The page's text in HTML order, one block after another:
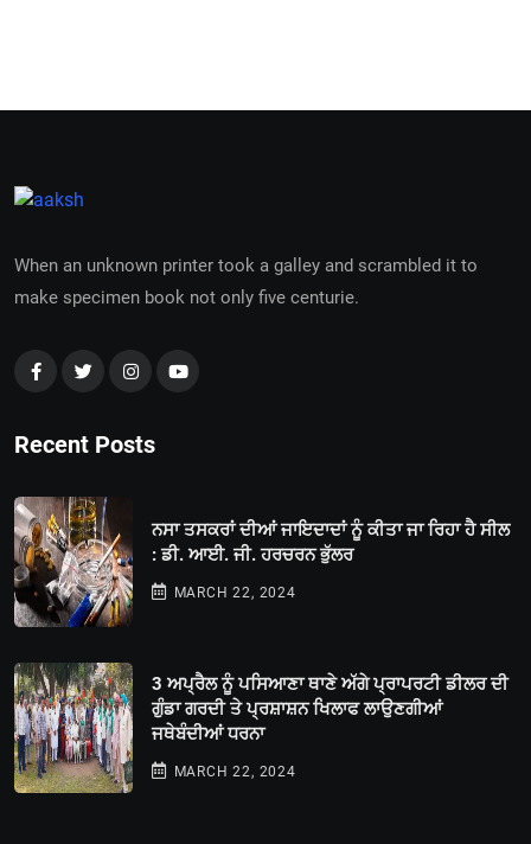
When an unknown printer took a galley and scrambled it to
make specimen book not only five centurie.
Recent Posts
ਨਸਾ ਤਸਕਰਾਂ ਦੀਆਂ ਜਾਇਦਾਦਾਂ ਨੂੰ ਕੀਤਾ ਜਾ ਰਿਹਾ ਹੈ ਸੀਲ
: ਡੀ. ਆਈ. ਜੀ. ਹਰਚਰਨ ਭੁੱਲਰ
MARCH 22, 2024
3 ਅਪ੍ਰੈਲ ਨੂੰ ਪਸਿਆਣਾ ਥਾਣੇ ਅੱਗੇ ਪ੍ਰਾਪਰਟੀ ਡੀਲਰ ਦੀ
ਗੁੰਡਾ ਗਰਦੀ ਤੇ ਪ੍ਰਸ਼ਾਸ਼ਨ ਖਿਲਾਫ ਲਾਉਣਗੀਆਂ
ਜਥੇਬੰਦੀਆਂ ਧਰਨਾ
MARCH 22, 2024